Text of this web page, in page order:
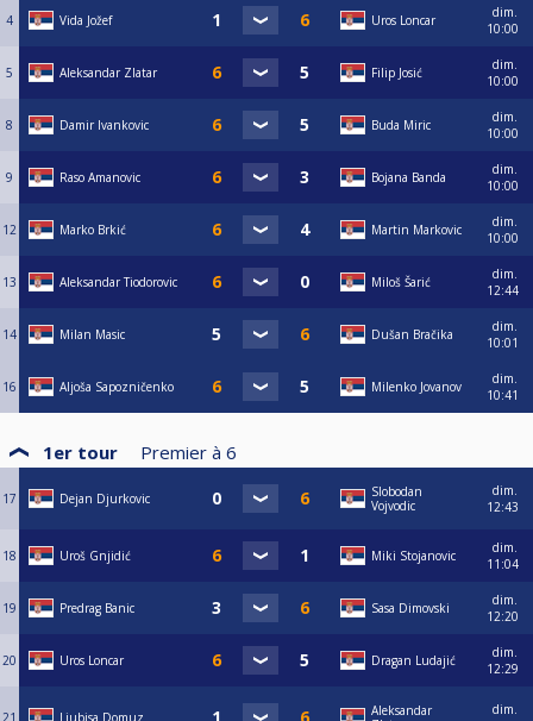
4 Vida Jožef Uros Loncar
dim.
10:00
5 Aleksandar Zlatar Filip Josić
dim.
10:00
8 Damir Ivankovic Buda Miric
dim.
10:00
9 Raso Amanovic Bojana Banda
dim.
10:00
12 Marko Brkić Martin Markovic
dim.
10:00
13 Aleksandar Tiodorovic Miloš Šarić
dim.
12:44
14 Milan Masic Dušan Bračika
dim.
10:01
16 Aljoša Sapozničenko Milenko Jovanov
dim.
10:41
1er tour Premier à 6
17 Dejan Djurkovic
Slobodan
Vojvodic
dim.
12:43
18 Uroš Gnjidić Miki Stojanovic
dim.
11:04
19 Predrag Banic Sasa Dimovski
dim.
12:20
20 Uros Loncar Dragan Ludajić
dim.
12:29
Aleksandar
dim.